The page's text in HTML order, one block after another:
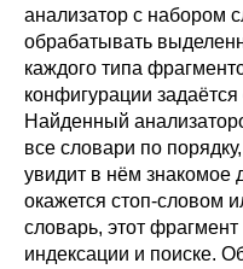
анализатор с набором
обрабатывать
каждого типа
конфигурации
Найденный
все словари по
увидит в нём знакомое
окажется стоп-словом
словарь, этот
индексации и поиске.